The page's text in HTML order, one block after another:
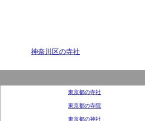
神奈川区の寺社
東京都の寺社
東京都の寺院
東京都の神社